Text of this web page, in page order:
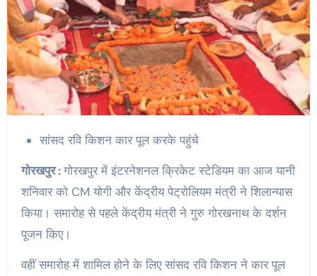
सांसद रवि किशन कार पूल करके पहुंचे
गोरखपुर :गोरखपुर में इंटरनेशनल क्रिकेट स्टेडियम का आज यानी
शनिवार को CM योगी और केंद्रीय पेट्रोलियम मंत्री ने शिलान्यास
किया। समारोह से पहले केंद्रीय मंत्री ने गुरु गोरखनाथ के दर्शन
पूजन किए।
वहीं समारोह में शामिल होने के लिए सांसद रवि किशन ने कार पूल